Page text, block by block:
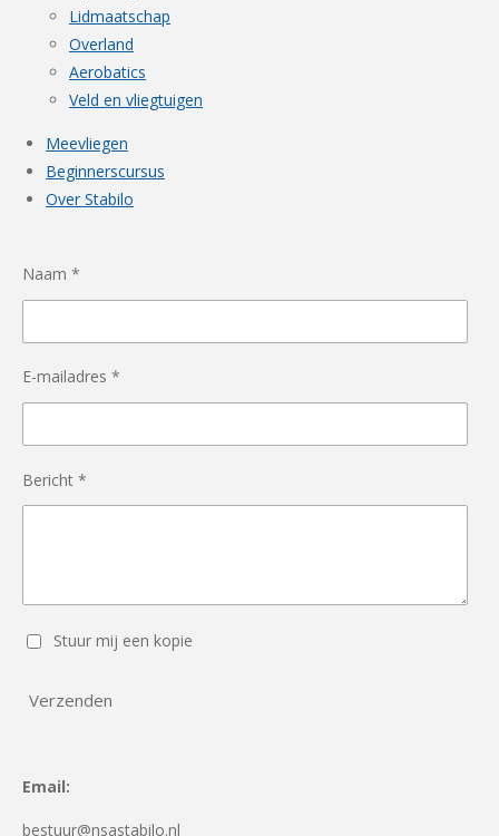
Lidmaatschap
Overland
Aerobatics
Veld en vliegtuigen
Meevliegen
Beginnerscursus
Over Stabilo
Naam *
E-mailadres *
Bericht *
Stuur mij een kopie
Verzenden
Email:
bestuur@nsastabilo.nl